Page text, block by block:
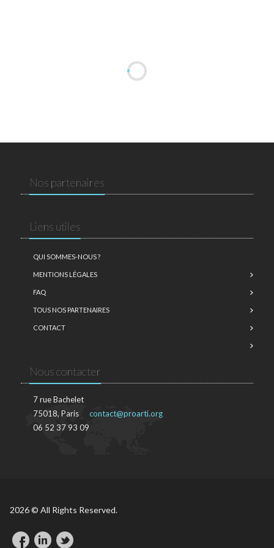
Nos partenaires
Liens utiles
QUI SOMMES-NOUS ?
MENTIONS LÉGALES
FAQ
TOUS NOS PARTENAIRES
CONTACT
Nous contacter
7 rue Bachelet
75018, Paris
06 52 37 93 09
contact@proarti.org
2026 © All Rights Reserved.